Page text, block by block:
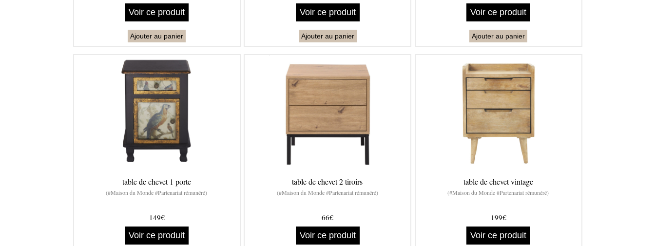
Voir ce produit
Ajouter au panier
Voir ce produit
Ajouter au panier
Voir ce produit
Ajouter au panier
table de chevet 1 porte
(#Maison du Monde #Partenariat rémunéré)
149€
Voir ce produit
table de chevet 2 tiroirs
(#Maison du Monde #Partenariat rémunéré)
66€
Voir ce produit
table de chevet vintage
(#Maison du Monde #Partenariat rémunéré)
199€
Voir ce produit